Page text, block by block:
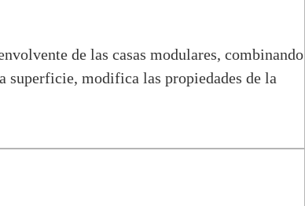
de las casas modulares, combinando
superficie, modifica las propiedades de la